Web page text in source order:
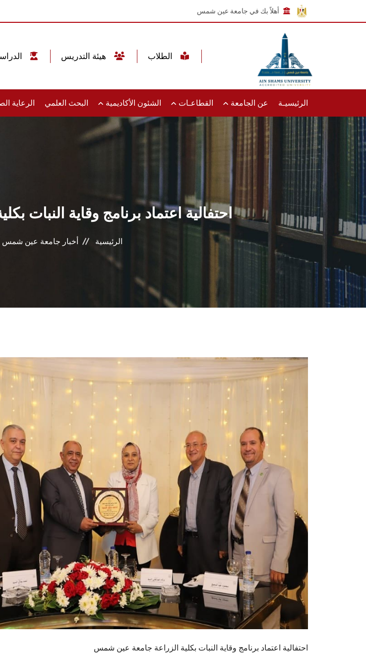
أهلاً بك في جامعة عين شمس
الرئيسيـة عن الجامعة القطاعـات الشئون الأكاديمية البحث العلمي الرعاية
احتفالية اعتماد برنامج وقاية
الرئيسية أخبار جامعة عين شمس
احتفالية اعتماد برنامج وقاية النبات بكلية الزراعة جامعة عين شمس